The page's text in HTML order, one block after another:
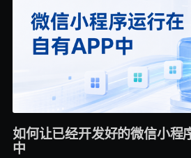
如何让已经开发好的微信小程
中